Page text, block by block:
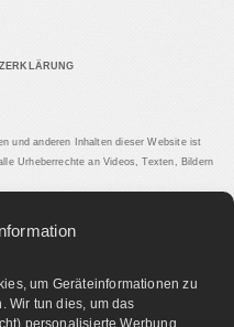
um Geräteinformationen zu
Wir tun dies, um das
personalisierte Werbung
und anderen Inhalten dieser Website ist
Urheberrechte an Videos, Texten, Bildern